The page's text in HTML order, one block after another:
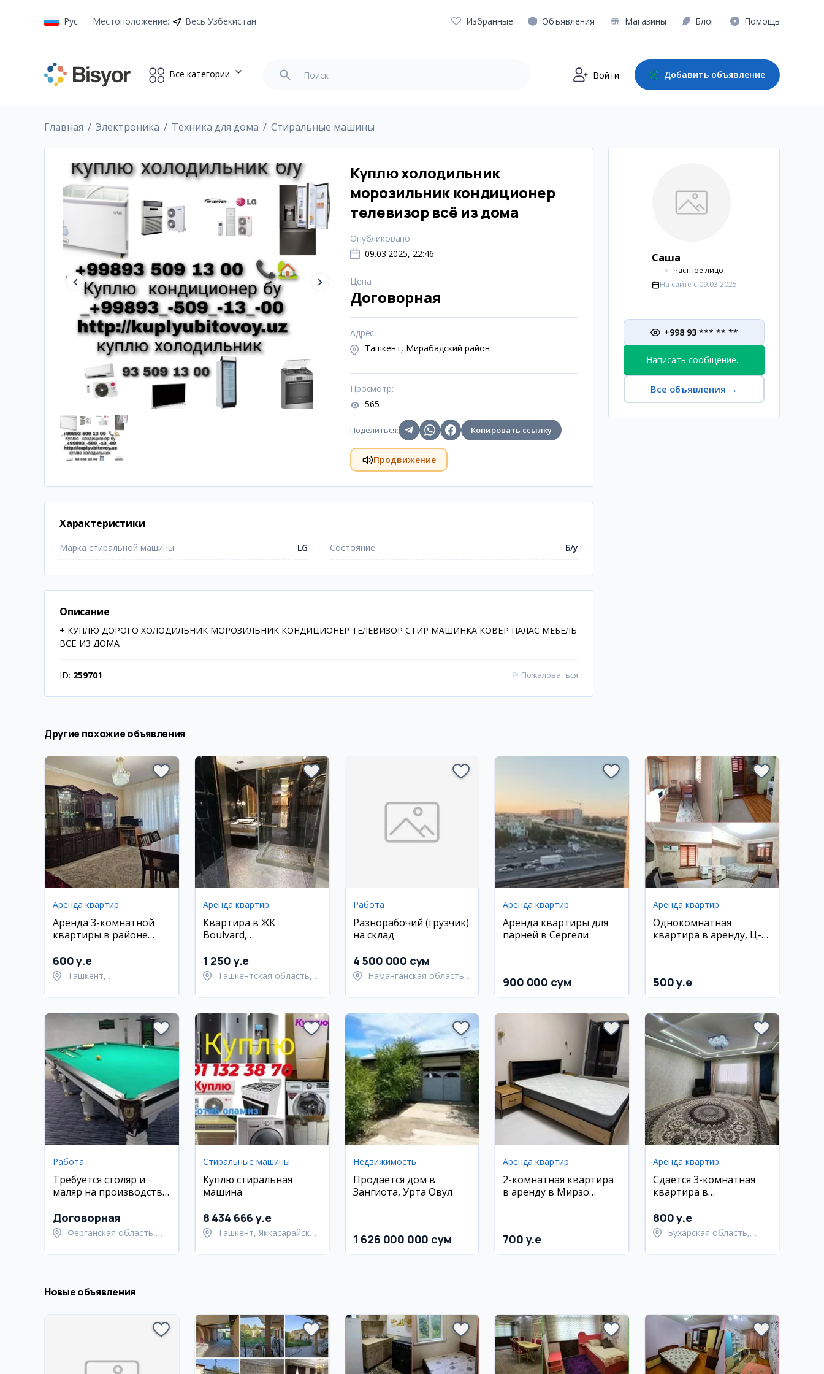
Рус Местоположение: Весь Узбекистан Избранные Объявления Магазины Блог Помощь
Все категории Войти Добавить объявление
Главная Электроника Техника для дома Стиральные машины
Куплю холодильник
морозильник кондиционер
телевизор всё из дома
Опубликовано:
09.03.2025, 22:46
Цена:
Договорная
Адрес:
Ташкент, Мирабадский район
Просмотр:
565
Поделиться: Копировать ссылку
Продвижение
Характеристики
Марка стиральной машины LG Состояние Б/у
Описание
+ КУПЛЮ ДОРОГО ХОЛОДИЛЬНИК МОРОЗИЛЬНИК КОНДИЦИОНЕР ТЕЛЕВИЗОР СТИР МАШИНКА КОВЁР ПАЛАС МЕБЕЛЬ
ВСЁ ИЗ ДОМА
ID: 259701 ⚐ Пожаловаться
Саша
Частное лицо
На сайте с 09.03.2025
+998 93 *** ** **
Написать сообщение...
Все объявления →
Другие похожие объявления
Аренда квартир
Аренда 3-комнатной
квартиры в районе
600 y.e
Ташкент,
Аренда квартир
Квартира в ЖК
Boulvard,
район
1 250 y.e
Ташкентская область,
Работа
Разнорабочий (грузчик)
на склад
4 500 000 сум
Наманганская область,
Аренда квартир
Аренда квартиры для
парней в Сергели
900 000 сум
Аренда квартир
Однокомнатная
квартира в аренду, Ц-5,
500 y.e
Работа
Требуется столяр и
маляр на производство
Андижане
Договорная
Ферганская область,
Стиральные машины
Куплю стиральная
машина
8 434 666 y.e
Ташкент, Яккасарайский
Недвижимость
Продается дом в
Зангиота, Урта Овул
1 626 000 000 сум
Аренда квартир
2-комнатная квартира
в аренду в Мирзо
700 y.e
Аренда квартир
Сдаётся 3-комнатная
квартира в
800 y.e
Бухарская область,
Новые объявления